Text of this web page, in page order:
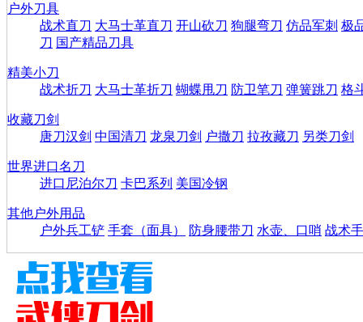
户外刀具
战术直刀 大马士革直刀 开山砍刀 狗腿弯刀 仿品军刺 极
刀 国产精品刀具
精美小刀
战术折刀 大马士革折刀 蝴蝶甩刀 防卫笔刀 弹簧跳刀 格
收藏刀剑
唐刀汉剑 中国清刀 龙泉刀剑 户撒刀 拉孜藏刀 另类刀剑
世界进口名刀
进口尼泊尔刀 卡巴系列 美国冷钢
其他户外用品
户外兵工铲 手套（面具） 防身腰带刀 水壶、口哨 战术